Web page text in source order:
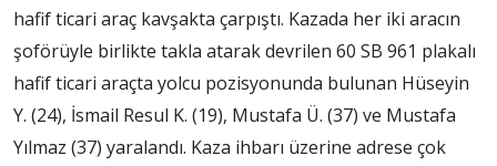
hafif ticari araç kavşakta çarpıştı. Kazada her iki aracın
şoförüyle birlikte takla atarak devrilen 60 SB 961 plakalı
hafif ticari araçta yolcu pozisyonunda bulunan Hüseyin
Y. (24), İsmail Resul K. (19), Mustafa Ü. (37) ve Mustafa
Yılmaz (37) yaralandı. Kaza ihbarı üzerine adrese çok